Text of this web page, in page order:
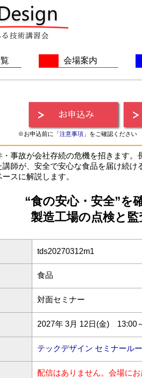
会場案内
※お申込前に「 注意事項」をご確認ください
事故が会社存続の危機を招きます
講師が、安全で安心な食品を届け続
スに解説します。
“食の安心・安全”を
製造工場の点検と
tds20270312m1
食品
対面セミナー
2027年 3月 12日(金) 13:00
テックデザイン セミナール
配信はありません。会場に